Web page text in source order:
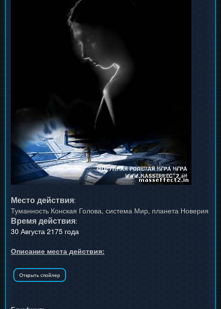
Место действия:
Туманность Конская Голова, система Мир, планета Новерия
Время действия:
30 Августа 2175 года
Описание места действия: